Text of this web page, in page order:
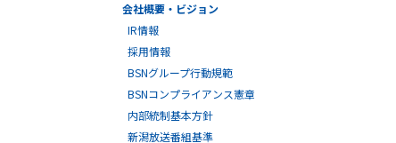
会社概要・ビジョン
IR情報
採用情報
BSNグループ行動規範
BSNコンプライアンス憲章
内部統制基本方針
新潟放送番組基準